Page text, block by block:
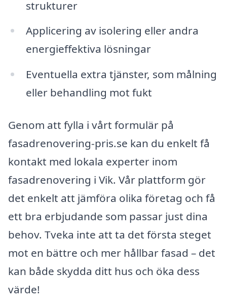
strukturer
Applicering av isolering eller andra
energieffektiva lösningar
Eventuella extra tjänster, som målning
eller behandling mot fukt
Genom att fylla i vårt formulär på
fasadrenovering-pris.se kan du enkelt få
kontakt med lokala experter inom
fasadrenovering i Vik. Vår plattform gör
det enkelt att jämföra olika företag och få
ett bra erbjudande som passar just dina
behov. Tveka inte att ta det första steget
mot en bättre och mer hållbar fasad – det
kan både skydda ditt hus och öka dess
värde!